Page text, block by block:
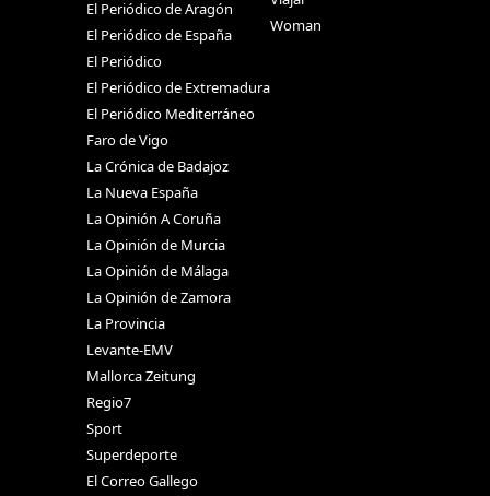
El Periódico de Aragón
El Periódico de España
El Periódico
El Periódico de Extremadura
El Periódico Mediterráneo
Faro de Vigo
La Crónica de Badajoz
La Nueva España
La Opinión A Coruña
La Opinión de Murcia
La Opinión de Málaga
La Opinión de Zamora
La Provincia
Levante-EMV
Mallorca Zeitung
Regio7
Sport
Superdeporte
El Correo Gallego
Woman